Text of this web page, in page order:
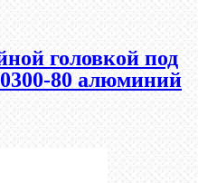
головкой под
80 алюминий